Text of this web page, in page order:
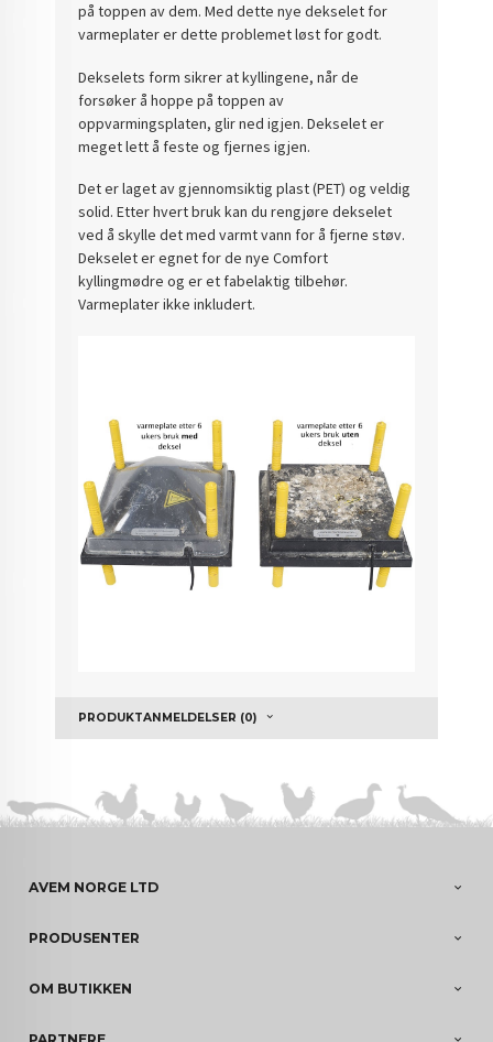
på toppen av dem. Med dette nye dekselet for
varmeplater er dette problemet løst for godt.
Dekselets form sikrer at kyllingene, når de
forsøker å hoppe på toppen av
oppvarmingsplaten, glir ned igjen. Dekselet er
meget lett å feste og fjernes igjen.
Det er laget av gjennomsiktig plast (PET) og veldig
solid. Etter hvert bruk kan du rengjøre dekselet
ved å skylle det med varmt vann for å fjerne støv.
Dekselet er egnet for de nye Comfort
kyllingmødre og er et fabelaktig tilbehør.
Varmeplater ikke inkludert.
PRODUKTANMELDELSER (0)
AVEM NORGE LTD
PRODUSENTER
OM BUTIKKEN